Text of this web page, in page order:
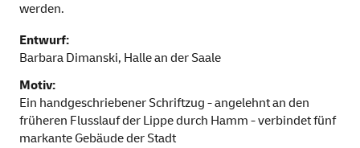
werden.
Entwurf:
Barbara Dimanski, Halle an der Saale
Motiv:
Ein handgeschriebener Schriftzug - angelehnt an den
früheren Flusslauf der Lippe durch Hamm - verbindet fünf
markante Gebäude der Stadt